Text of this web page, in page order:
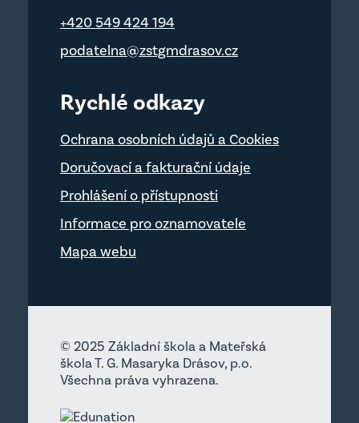
+420 549 424 194
podatelna@zstgmdrasov.cz
Rychlé odkazy
Ochrana osobních údajů a Cookies
Doručovací a fakturační údaje
Prohlášení o přístupnosti
Informace pro oznamovatele
Mapa webu
© 2025 Základní škola a Mateřská
škola T. G. Masaryka Drásov, p.o.
Všechna práva vyhrazena.